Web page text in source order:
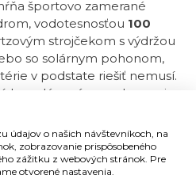
športovo zamerané
vodotesnosťou 100
strojčekom s výdržou
so solárnym pohonom,
v podstate riešiť nemusí.
k analógovému zobrazeniu
ktoré významným
funkcií hodiniek. U
ani podpora Bluetooth
a synchronizáciu času
umožňuje sledovanie
údajov o našich návštevníkoch, na
zobrazovanie prispôsobeného
zážitku z webových stránok. Pre
otvorené nastavenia.